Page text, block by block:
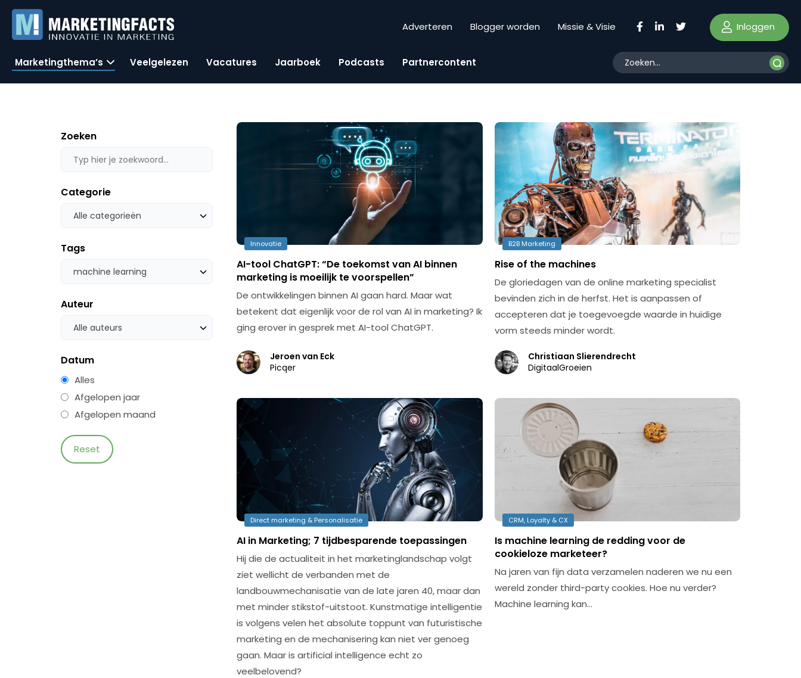
Adverteren Blogger worden Missie & Visie Inloggen
Marketingthema’s Veelgelezen Vacatures Jaarboek Podcasts Partnercontent
Zoeken
Categorie
Alle categorieën
Tags
machine learning
Auteur
Alle auteurs
Datum
Alles
Afgelopen jaar
Afgelopen maand
Innovatie
AI-tool ChatGPT: “De toekomst van AI binnen
marketing is moeilijk te voorspellen”
De ontwikkelingen binnen AI gaan hard. Maar wat
betekent dat eigenlijk voor de rol van AI in marketing? Ik
ging erover in gesprek met AI-tool ChatGPT.
Jeroen van Eck
Picqer
B2B Marketing
Rise of the machines
De gloriedagen van de online marketing specialist
bevinden zich in de herfst. Het is aanpassen of
accepteren dat je toegevoegde waarde in huidige
vorm steeds minder wordt.
Christiaan Slierendrecht
DigitaalGroeien
Direct marketing & Personalisatie
AI in Marketing; 7 tijdbesparende toepassingen
Hij die de actualiteit in het marketinglandschap volgt
ziet wellicht de verbanden met de
landbouwmechanisatie van de late jaren 40, maar dan
met minder stikstof-uitstoot. Kunstmatige intelligentie
is volgens velen het absolute toppunt van futuristische
marketing en de mechanisering kan niet ver genoeg
gaan. Maar is artificial intelligence echt zo
veelbelovend?
CRM, Loyalty & CX
Is machine learning de redding voor de
cookieloze marketeer?
Na jaren van fijn data verzamelen naderen we nu een
wereld zonder third-party cookies. Hoe nu verder?
Machine learning kan…